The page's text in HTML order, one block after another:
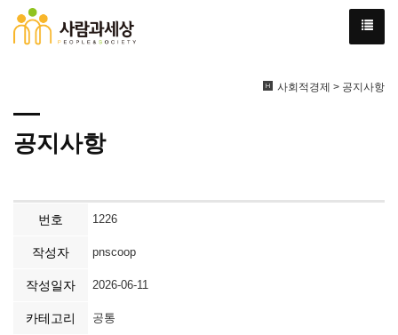
사회적경제 > 공지사항
공지사항
번호 1226
작성자 pnscoop
작성일자 2026-06-11
카테고리 공통